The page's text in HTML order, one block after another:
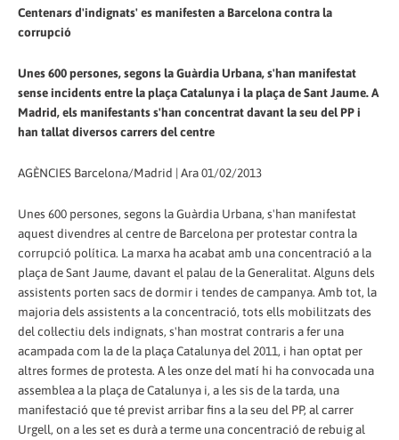
Centenars d'indignats' es manifesten a Barcelona contra la
corrupció
Unes 600 persones, segons la Guàrdia Urbana, s'han manifestat
sense incidents entre la plaça Catalunya i la plaça de Sant Jaume. A
Madrid, els manifestants s'han concentrat davant la seu del PP i
han tallat diversos carrers del centre
AGÈNCIES Barcelona/Madrid | Ara 01/02/2013
Unes 600 persones, segons la Guàrdia Urbana, s'han manifestat
aquest divendres al centre de Barcelona per protestar contra la
corrupció política. La marxa ha acabat amb una concentració a la
plaça de Sant Jaume, davant el palau de la Generalitat. Alguns dels
assistents porten sacs de dormir i tendes de campanya. Amb tot, la
majoria dels assistents a la concentració, tots ells mobilitzats des
del col·lectiu dels indignats, s'han mostrat contraris a fer una
acampada com la de la plaça Catalunya del 2011, i han optat per
altres formes de protesta. A les onze del matí hi ha convocada una
assemblea a la plaça de Catalunya i, a les sis de la tarda, una
manifestació que té previst arribar fins a la seu del PP, al carrer
Urgell, on a les set es durà a terme una concentració de rebuig al